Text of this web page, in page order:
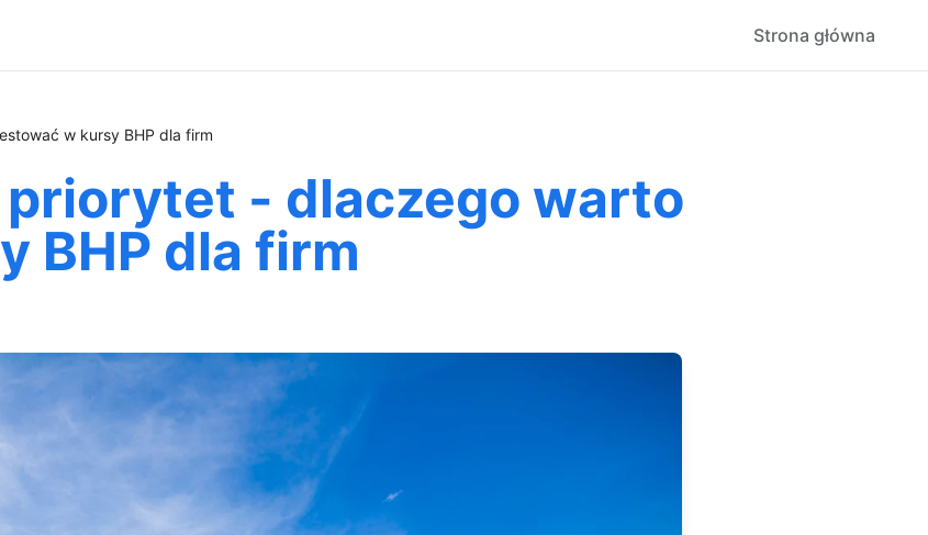
Strona główna
w kursy BHP dla firm
- dlaczego warto
BHP dla firm